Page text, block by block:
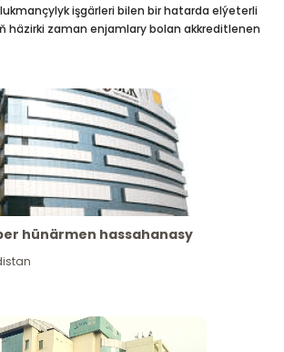
lukmançylyk işgärleri bilen bir hatarda elýeterli
häzirki zaman enjamlary bolan akkreditlenen
hünärmen hassahanasy